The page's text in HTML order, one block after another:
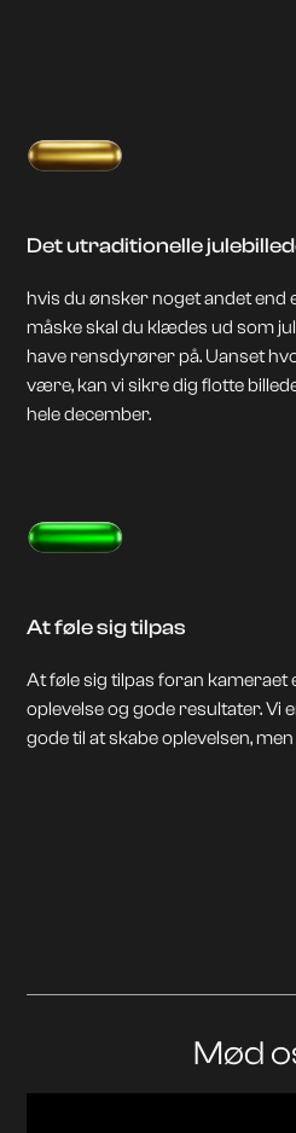
Det utraditionelle
hvis du ønsker noget andet end
måske skal du klædes ud som
have rensdyrører på. Uanset
være, kan vi sikre dig flotte
hele december.
At føle sig tilpas
At føle sig tilpas foran kameraet
oplevelse og gode resultater. Vi
gode til at skabe oplevelsen,
Mød